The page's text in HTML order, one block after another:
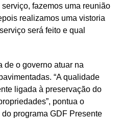
fazemos uma reunião
realizamos uma vistoria
será feito e qual
de o governo atuar na
“A qualidade
ligada à preservação do
pontua o
programa GDF Presente